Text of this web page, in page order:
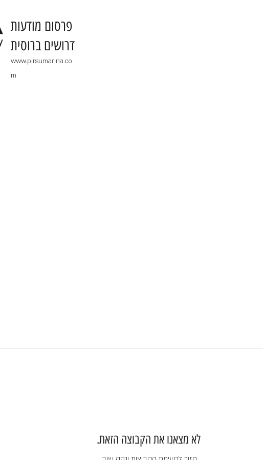
​פרסום מודעות
דרושים ברוסית
www.pirsumarina.co
m
לא מצאנו את הקבוצה הזאת.